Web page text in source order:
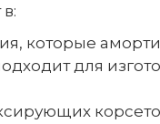
которые
для